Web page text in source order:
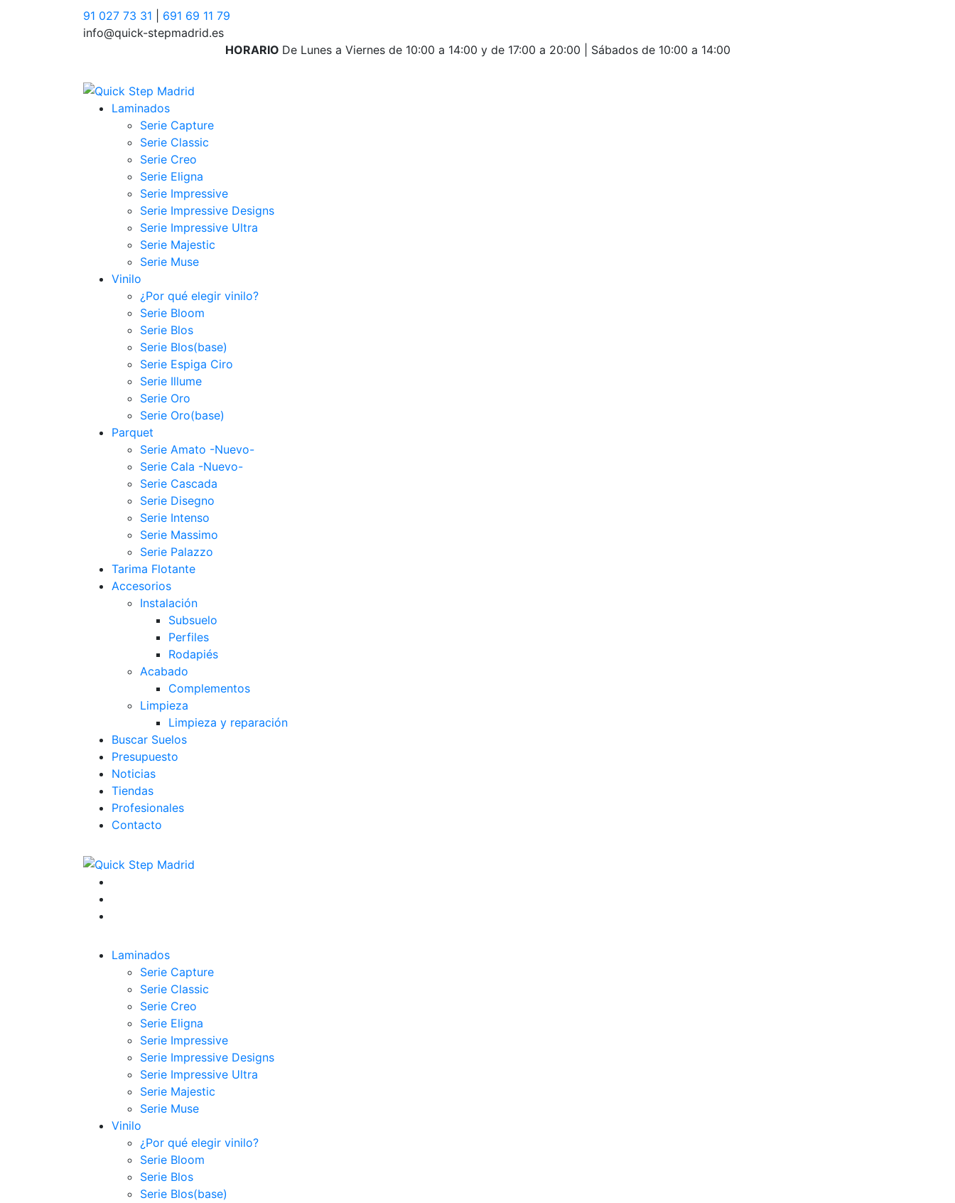
91 027 73 31
691 69 11 79
info@quick-stepmadrid.es
HORARIO De Lunes a Viernes de 10:00 a 14:00 y de 17:00 a 20:00 | Sábados de 10:00 a 14:00
Laminados
Serie Capture
Serie Classic
Serie Creo
Serie Eligna
Serie Impressive
Serie Impressive Designs
Serie Impressive Ultra
Serie Majestic
Serie Muse
Vinilo
¿Por qué elegir vinilo?
Serie Bloom
Serie Blos
Serie Blos(base)
Serie Espiga Ciro
Serie Illume
Serie Oro
Serie Oro(base)
Parquet
Serie Amato -Nuevo-
Serie Cala -Nuevo-
Serie Cascada
Serie Disegno
Serie Intenso
Serie Massimo
Serie Palazzo
Tarima Flotante
Accesorios
Instalación
Subsuelo
Perfiles
Rodapiés
Acabado
Complementos
Limpieza
Limpieza y reparación
Buscar Suelos
Presupuesto
Noticias
Tiendas
Profesionales
Contacto
Laminados
Serie Capture
Serie Classic
Serie Creo
Serie Eligna
Serie Impressive
Serie Impressive Designs
Serie Impressive Ultra
Serie Majestic
Serie Muse
Vinilo
¿Por qué elegir vinilo?
Serie Bloom
Serie Blos
Serie Blos(base)